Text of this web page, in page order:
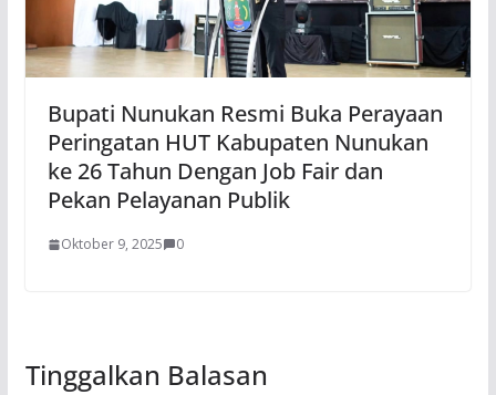
Bupati Nunukan Resmi Buka Perayaan
Peringatan HUT Kabupaten Nunukan
ke 26 Tahun Dengan Job Fair dan
Pekan Pelayanan Publik
Oktober 9, 2025 0
Tinggalkan Balasan